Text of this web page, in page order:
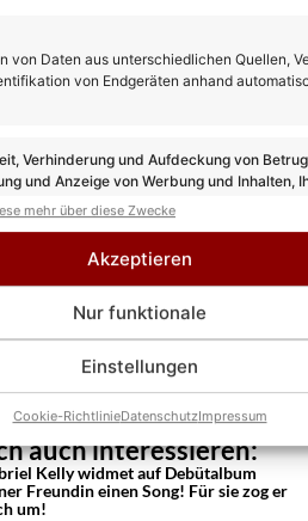
von Daten aus unterschiedlichen Quellen,
von Endgeräten anhand
Verhinderung und Aufdeckung von
und Anzeige von Werbung und Inhalten,
speichern und übermitteln.
mehr über diese Zwecke
Akzeptieren
Nur funktionale
Einstellungen
Cookie-RichtlinieDatenschutzImpressum
auch interessieren:
Kelly widmet auf Debütalbum
Freundin einen Song! Für sie zog er
um!